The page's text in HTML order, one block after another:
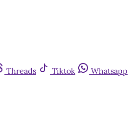
Threads Tiktok
Whatsapp